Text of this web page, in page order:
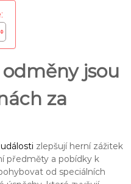
jsou
za
zlepšují herní zážitek
předměty a pobídky k
od speciálních